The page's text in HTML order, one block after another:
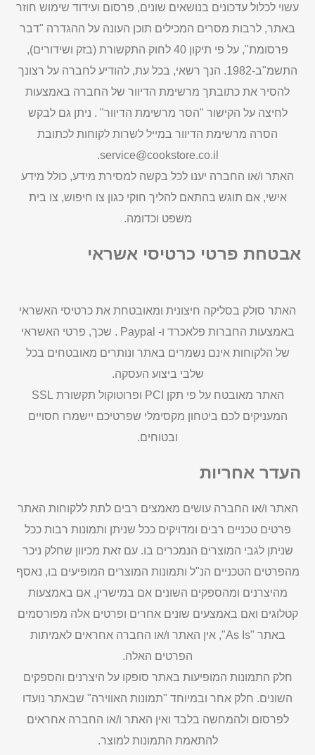
עשוי לכלול עדכונים בנושאים שונים, פרסום ועידוד שימוש חוזר
באתר, לרבות מסרים המכילים תוכן העונה על ההגדרה "דבר
פרסומת", על פי תיקון 40 לחוק התקשורת (בזק ושידורים),
התשמ"ב-1982. הנך רשאי, בכל עת, להודיע לחברה על רצונך
להסיר את כתובתך מרשימת הדיוור של החברה באמצעות
לחיצה על הקישור "הסר מרשימת הדיוור" . ניתן גם לבקש
הסרה מרשימת הדיוור במייל לשרות לקוחות לכתובת
service@cookstore.co.il.
האתר ו/או החברה יענו לכל בקשה למסירת מידע, כולל מידע
אישי, אם תוגש בהתאם להליך חוקי כגון צו חיפוש, צו בית
משפט וכדומה.
אבטחת פרטי כרטיסי אשראי
האתר סולק בסליקה חיצונית ומאובטחת את כרטיסי האשראי
באמצעות החברות פלאכרד ו- Paypal . שכך, פרטי האשראי
של הלקוחות אינם נשמרים באתר ונותרים מאובטחים בכל
שלבי ביצוע העסקה.
האתר מאובטח על פי תקן PCI ופרוטוקול תקשורת SSL
המעניקים לכם ביטחון מקסימלי שפרטיכם יישמרו חסויים
ובטוחים.
העדר אחריות
האתר ו/או החברה עושים מאמצים רבים לתת ללקוחות האתר
פרטים טכניים רבים ומדויקים ככל שניתן ותמונות רבות ככל
שניתן לגבי המוצרים הנמכרים בו. עם זאת מכיוון שחלק ניכר
מהפרטים הטכניים הנ"ל ותמונות המוצרים המופיעים בו, נאסף
מהיצרנים ומהספקים השונים אם במישרין, אם באמצעות
קטלוגים ואם באמצעים שונים אחרים ופרטים אלה מפורסמים
באתר "As Is", אין האתר ו/או החברה אחראים לאמיתות
הפרטים האלה.
חלק התמונות המופיעות באתר סופקו על היצרנים והספקים
השונים. חלק אחר ובמיוחד "תמונות האווירה" שבאתר נועדו
לפרסום ולהמחשה בלבד ואין האתר ו/או החברה אחראים
להתאמת התמונות למוצר.